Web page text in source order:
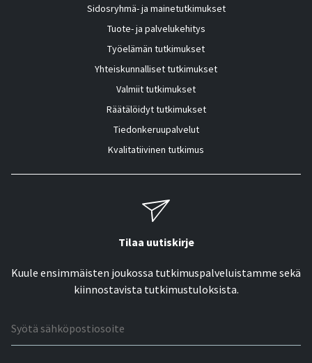
Sidosryhmä- ja mainetutkimukset
Tuote- ja palvelukehitys
Työelämän tutkimukset
Yhteiskunnalliset tutkimukset
Valmiit tutkimukset
Räätälöidyt tutkimukset
Tiedonkeruupalvelut
Kvalitatiivinen tutkimus
Tilaa uutiskirje
Kuule ensimmäisten joukossa tutkimuspalveluistamme sekä
kiinnostavista tutkimustuloksista.